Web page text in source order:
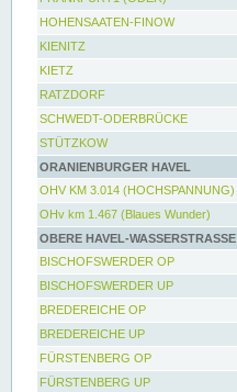
HOHENSAATEN-FINOW
KIENITZ
KIETZ
RATZDORF
SCHWEDT-ODERBRÜCKE
STÜTZKOW
ORANIENBURGER HAVEL
OHV KM 3.014 (HOCHSPANNUNG)
OHv km 1.467 (Blaues Wunder)
OBERE HAVEL-WASSERSTRASSE
BISCHOFSWERDER OP
BISCHOFSWERDER UP
BREDEREICHE OP
BREDEREICHE UP
FÜRSTENBERG OP
FÜRSTENBERG UP